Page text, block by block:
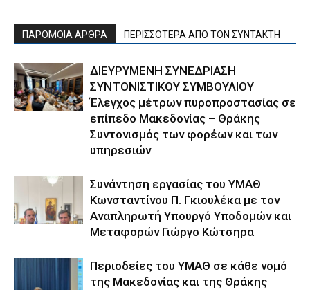
ΠΑΡΟΜΟΙΑ ΑΡΘΡΑ ΠΕΡΙΣΣΟΤΕΡΑ ΑΠΟ ΤΟΝ ΣΥΝΤΑΚΤΗ
ΔΙΕΥΡΥΜΕΝΗ ΣΥΝΕΔΡΙΑΣΗ
ΣΥΝΤΟΝΙΣΤΙΚΟΥ ΣΥΜΒΟΥΛΙΟΥ
Έλεγχος μέτρων πυροπροστασίας σε
επίπεδο Μακεδονίας – Θράκης
Συντονισμός των φορέων και των
υπηρεσιών
Συνάντηση εργασίας του ΥΜΑΘ
Κωνσταντίνου Π. Γκιουλέκα με τον
Αναπληρωτή Υπουργό Υποδομών και
Μεταφορών Γιώργο Κώτσηρα
Περιοδείες του ΥΜΑΘ σε κάθε νομό
της Μακεδονίας και της Θράκης